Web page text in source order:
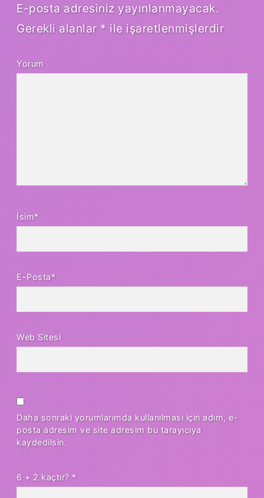
E-posta adresiniz yayınlanmayacak.
Gerekli alanlar * ile işaretlenmişlerdir
Yorum
İsim*
E-Posta*
Web Sitesi
Daha sonraki yorumlarımda kullanılması için adım, e-
posta adresim ve site adresim bu tarayıcıya
kaydedilsin.
6 + 2 kaçtır? *